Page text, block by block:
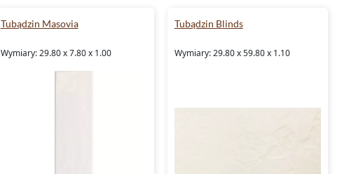
Tubądzin Masovia
Wymiary: 29.80 x 7.80 x 1.00
Tubądzin Blinds
Wymiary: 29.80 x 59.80 x 1.10